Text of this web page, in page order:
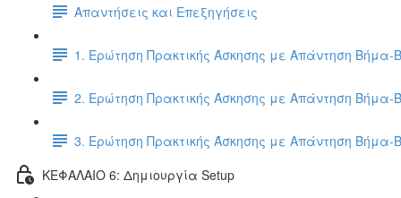
Απαντήσεις και Επεξηγήσεις
1. Ερώτηση Πρακτικής Άσκησης με Απάντηση Βήμα-
2. Ερώτηση Πρακτικής Άσκησης με Απάντηση Βήμα-
3. Ερώτηση Πρακτικής Άσκησης με Απάντηση Βήμα-
ΚΕΦΑΛΑΙΟ 6: Δημιουργία Setup